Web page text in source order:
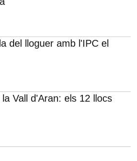
del lloguer amb l'IPC el
Vall d'Aran: els 12 llocs